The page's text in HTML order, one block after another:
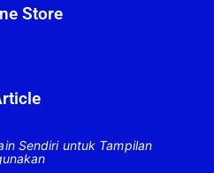
Store
Sendiri untuk Tampilan